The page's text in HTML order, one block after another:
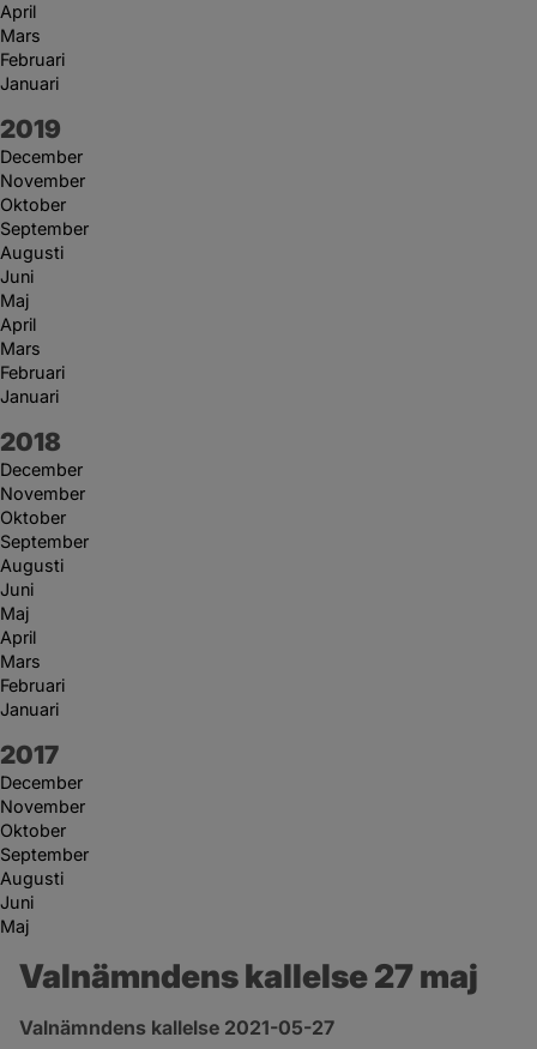
April
Mars
Februari
Januari
År:
2019
December
November
Oktober
September
Augusti
Juni
Maj
April
Mars
Februari
Januari
År:
2018
December
November
Oktober
September
Augusti
Juni
Maj
April
Mars
Februari
Januari
År:
2017
December
November
Oktober
September
Augusti
Juni
Maj
Valnämndens kallelse 27 maj
Valnämndens kallelse 2021-05-27